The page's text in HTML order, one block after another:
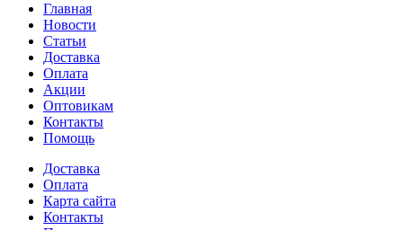
Главная
Новости
Статьи
Доставка
Оплата
Акции
Оптовикам
Контакты
Помощь
Доставка
Оплата
Карта сайта
Контакты